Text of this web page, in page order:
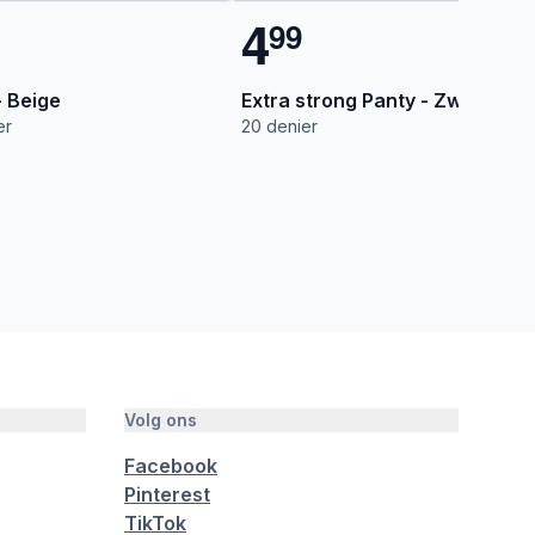
Beige
499
Extra strong Panty - Zwart
20 denier
Volg ons
Facebook
Pinterest
TikTok